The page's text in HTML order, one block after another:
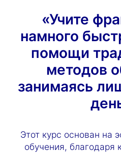
«Учите
намного
помощи
методов
занимаясь
Этот курс основан на
обучения, благодаря